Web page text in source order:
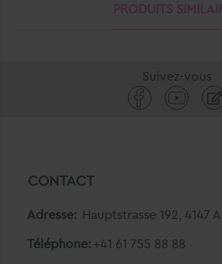
PRODUITS
Suivez-vous
CONTACT
Adresse: Hauptstrasse 192, 4147
Téléphone: +41 61 755 88 88